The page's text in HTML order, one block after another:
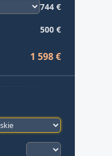
744 €
500 €
1 598 €